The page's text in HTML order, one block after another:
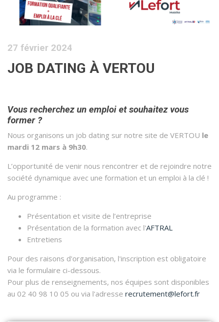
27 février 2024
JOB DATING À VERTOU
Vous recherchez un emploi et souhaitez vous
former ?
Nous organisons un job dating sur notre site de VERTOU le
mardi 12 mars à 9h30.
L’opportunité de venir nous rencontrer et de rejoindre notre
société dynamique avec une formation et un emploi à la clé !
Au programme :
Présentation et visite de l’entreprise
Présentation de la formation avec l'AFTRAL
Entretiens
Pour des raisons d'organisation, l'inscription est obligatoire
via le formulaire ci-dessous.
Pour plus de renseignements, nos équipes sont disponibles
au 02 40 98 10 05 ou via l'adresse recrutement@lefort.fr